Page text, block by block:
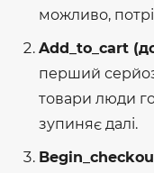
можливо,
Add_to_cart
перший
товари люди
зупиняє далі.